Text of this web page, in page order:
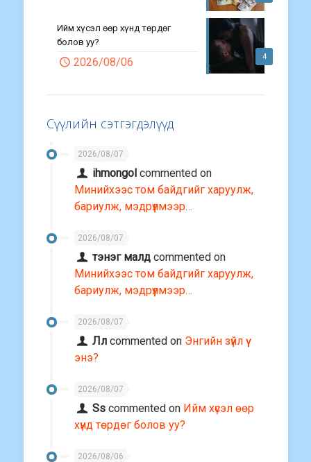
4
Ийм хүсэл өөр хүнд төрдөг
болов уу?
2026/08/06
Сүүлийн сэтгэгдэлүүд
2026/08/07
ihmongol commented on
Минийхээс том байдгийг харуулж,
бариулж, мэдрүүлмээр…
2026/08/07
тэнэг малд commented on
Минийхээс том байдгийг харуулж,
бариулж, мэдрүүлмээр…
2026/08/07
Лл commented on Энгийн зүйл үү
энэ?
2026/08/07
Ss commented on Ийм хүсэл өөр
хүнд төрдөг болов уу?
2026/08/06